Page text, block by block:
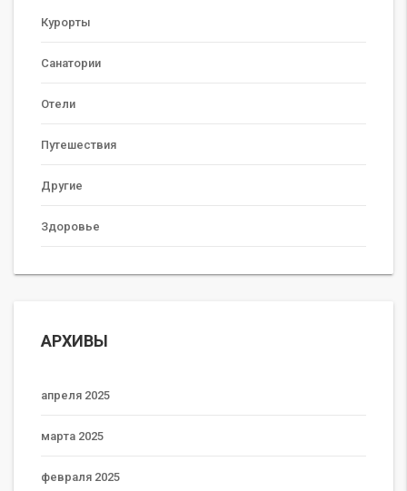
Курорты
Санатории
Отели
Путешествия
Другие
Здоровье
АРХИВЫ
апреля 2025
марта 2025
февраля 2025